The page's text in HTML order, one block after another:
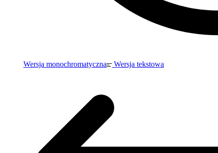
Wersja monochromatyczna Wersja tekstowa